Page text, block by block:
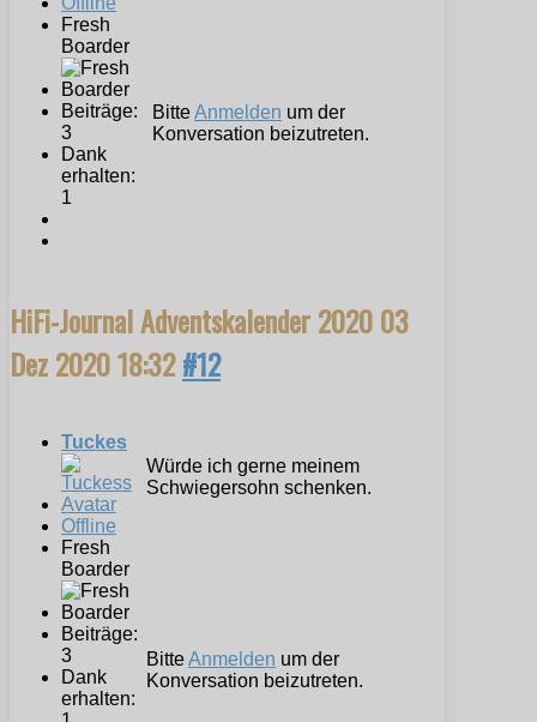
Fresh
Boarder
Beiträge:
3
Dank
erhalten:
1
BitteAnmelden um der
Konversation beizutreten.
HiFi-Journal Adventskalender 202003
Dez 2020 18:32#12
Tuckes
Offline
Fresh
Boarder
Beiträge:
3
Dank
erhalten:
Würde ich gerne meinem
Schwiegersohn schenken.
BitteAnmelden um der
Konversation beizutreten.